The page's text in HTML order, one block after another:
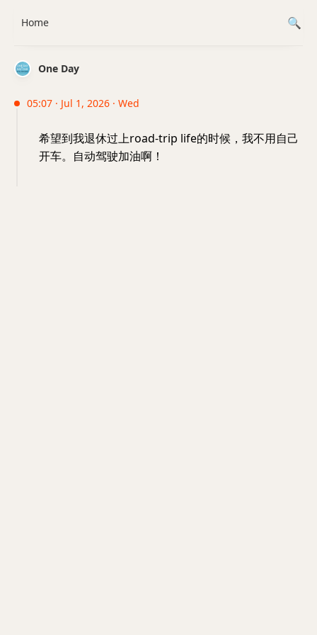
One Day
05:07 · Jul 1, 2026 · Wed
希望到我退休过上road-trip life的时候，我不用自己
开车。自动驾驶加油啊！
Home